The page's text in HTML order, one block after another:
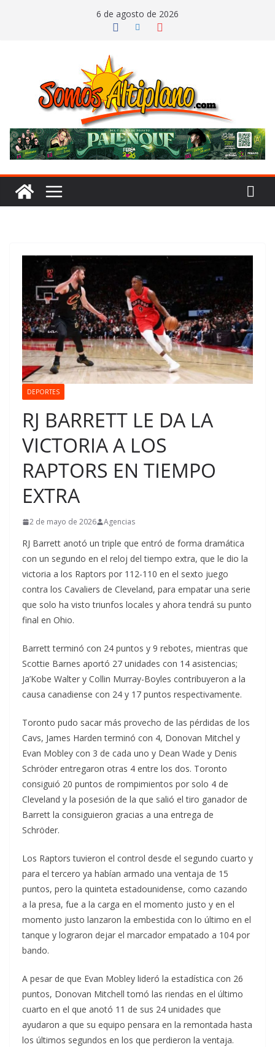
6 de agosto de 2026
DEPORTES
RJ BARRETT LE DA LA
VICTORIA A LOS
RAPTORS EN TIEMPO
EXTRA
2 de mayo de 2026 Agencias
RJ Barrett anotó un triple que entró de forma dramática
con un segundo en el reloj del tiempo extra, que le dio la
victoria a los Raptors por 112-110 en el sexto juego
contra los Cavaliers de Cleveland, para empatar una serie
que solo ha visto triunfos locales y ahora tendrá su punto
final en Ohio.
Barrett terminó con 24 puntos y 9 rebotes, mientras que
Scottie Barnes aportó 27 unidades con 14 asistencias;
Ja’Kobe Walter y Collin Murray-Boyles contribuyeron a la
causa canadiense con 24 y 17 puntos respectivamente.
Toronto pudo sacar más provecho de las pérdidas de los
Cavs, James Harden terminó con 4, Donovan Mitchel y
Evan Mobley con 3 de cada uno y Dean Wade y Denis
Schröder entregaron otras 4 entre los dos. Toronto
consiguió 20 puntos de rompimientos por solo 4 de
Cleveland y la posesión de la que salió el tiro ganador de
Barrett la consiguieron gracias a una entrega de
Schröder.
Los Raptors tuvieron el control desde el segundo cuarto y
para el tercero ya habían armado una ventaja de 15
puntos, pero la quinteta estadounidense, como cazando
a la presa, fue a la carga en el momento justo y en el
momento justo lanzaron la embestida con lo último en el
tanque y lograron dejar el marcador empatado a 104 por
bando.
A pesar de que Evan Mobley lideró la estadística con 26
puntos, Donovan Mitchell tomó las riendas en el último
cuarto en el que anotó 11 de sus 24 unidades que
ayudaron a que su equipo pensara en la remontada hasta
los últimos segundos en los que perdieron la ventaja.